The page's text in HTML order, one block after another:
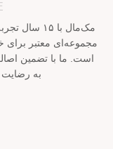
مک‌مال با
مجموعه‌ای معتبر برای
است. ما با تضمین
به رضایت